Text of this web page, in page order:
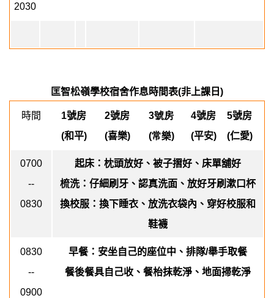
2030
匡智松嶺學校宿舍作息時間表(非上課日 )
時間 1號房
(和平)
2號房
(喜樂)
3號房
(常樂)
4號房
(平安)
5號房
(仁愛)
0700
--
0830
起床：枕頭放好、被子摺好、床單舖好
梳洗：仔細刷牙、認真洗面、放好牙刷漱口杯
換校服：換下睡衣、放洗衣袋內、穿好校服和
鞋襪
0830
--
0900
早餐：安坐自己的座位中、排隊/舉手取餐
餐後餐具自己收、餐枱抹乾淨、地面掃乾淨